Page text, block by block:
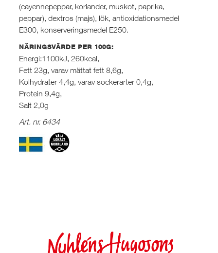
(cayennepeppar, koriander, muskot, paprika,
peppar), dextros (majs), lök, antioxidationsmedel
E300, konserveringsmedel E250.
NÄRINGSVÄRDE PER 100G:
Energi:1100kJ, 260kcal,
Fett 23g, varav mättat fett 8,6g,
Kolhydrater 4,4g, varav sockerarter 0,4g,
Protein 9,4g,
Salt 2,0g
Art. nr. 6434